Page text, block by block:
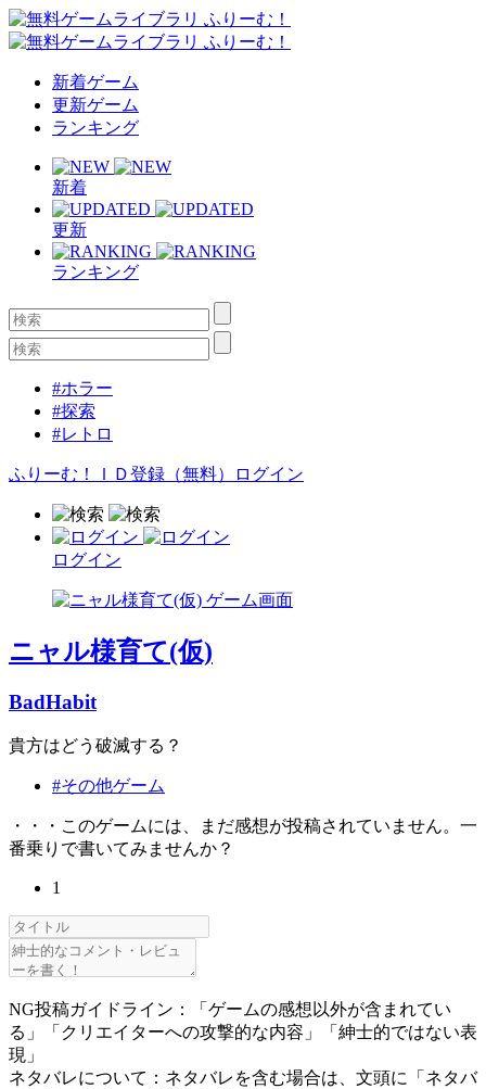
新着ゲーム
更新ゲーム
ランキング
新着
更新
ランキング
#ホラー
#探索
#レトロ
ふりーむ！ＩＤ登録（無料） ログイン
ログイン
ニャル様育て(仮)
BadHabit
貴方はどう破滅する？
#その他ゲーム
・・・このゲームには、まだ感想が投稿されていません。一
番乗りで書いてみませんか？
1
NG投稿ガイドライン：「ゲームの感想以外が含まれてい
る」「クリエイターへの攻撃的な内容」「紳士的ではない表
現」
ネタバレについて：ネタバレを含む場合は、文頭に「ネタバ